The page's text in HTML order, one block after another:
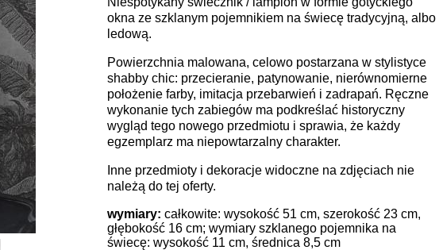
okna ze szklanym pojemnikiem na świecę tradycyjną, albo
ledową.
Powierzchnia malowana, celowo postarzana w stylistyce
shabby chic: przecieranie, patynowanie, nierównomierne
położenie farby, imitacja przebarwień i zadrapań. Ręczne
wykonanie tych zabiegów ma podkreślać historyczny
wygląd tego nowego przedmiotu i sprawia, że każdy
egzemplarz ma niepowtarzalny charakter.
Inne przedmioty i dekoracje widoczne na zdjęciach nie
należą do tej oferty.
wymiary: całkowite: wysokość 51 cm, szerokość 23 cm,
głębokość 16 cm; wymiary szklanego pojemnika na
świecę: wysokość 11 cm, średnica 8,5 cm